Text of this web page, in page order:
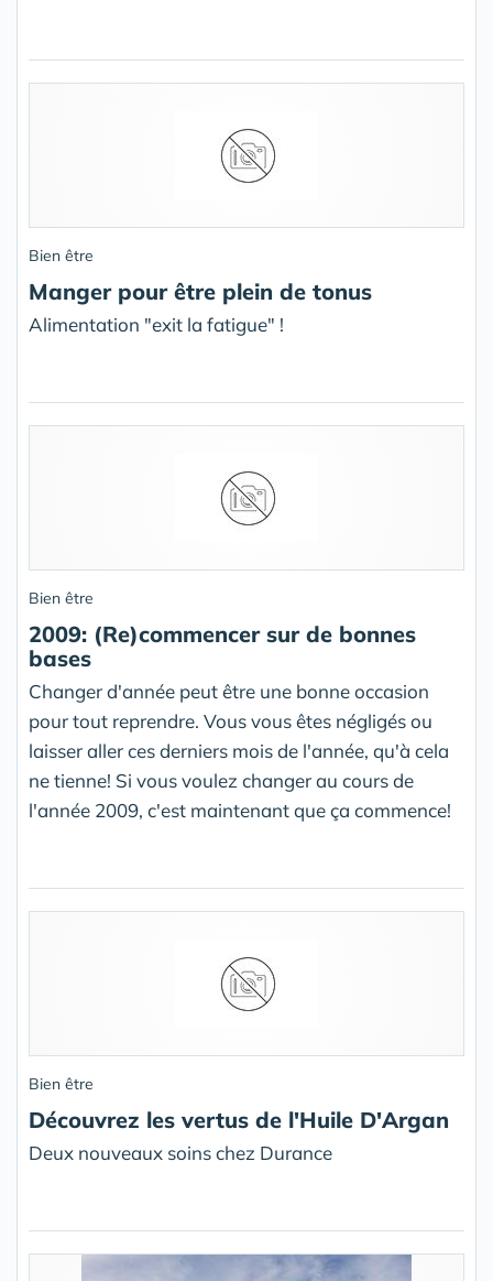
Bien être
Manger pour être plein de tonus
Alimentation "exit la fatigue" !
Bien être
2009: (Re)commencer sur de bonnes
bases
Changer d'année peut être une bonne occasion
pour tout reprendre. Vous vous êtes négligés ou
laisser aller ces derniers mois de l'année, qu'à cela
ne tienne! Si vous voulez changer au cours de
l'année 2009, c'est maintenant que ça commence!
Bien être
Découvrez les vertus de l'Huile D'Argan
Deux nouveaux soins chez Durance